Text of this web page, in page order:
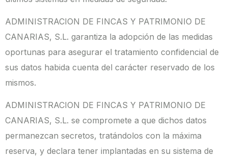
ADMINISTRACION DE FINCAS Y PATRIMONIO DE
CANARIAS, S.L. garantiza la adopción de las medidas
oportunas para asegurar el tratamiento confidencial de
sus datos habida cuenta del carácter reservado de los
mismos.
ADMINISTRACION DE FINCAS Y PATRIMONIO DE
CANARIAS, S.L. se compromete a que dichos datos
permanezcan secretos, tratándolos con la máxima
reserva, y declara tener implantadas en su sistema de